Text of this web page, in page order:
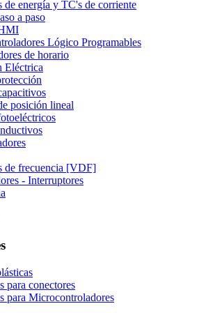
de energía y TC's de corriente
a paso
Lógico Programables
de horario
Eléctrica
posición lineal
de frecuencia [VDF]
- Interruptores
para conectores
para Microcontroladores